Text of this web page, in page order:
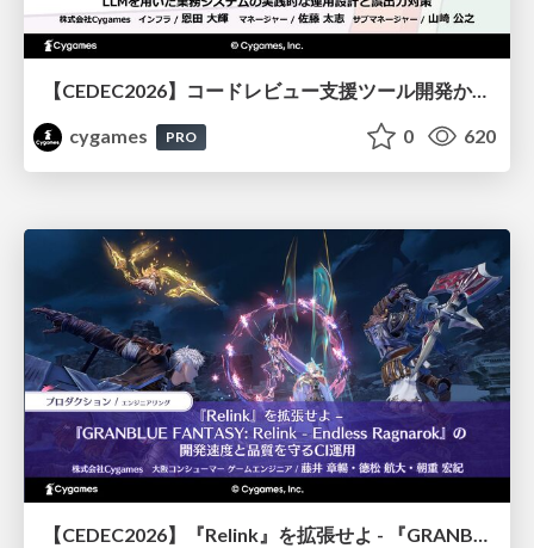
【CEDEC2026】コードレビュー支援ツール開発から学ぶ：LLMを用いた業務システムの実践的な運用設計と誤出力対策
cygames
PRO 0 620
【CEDEC2026】『Relink』を拡張せよ - 『GRANBLUE FANTASY: Relink - Endless Ragnarok』の開発速度と品質を守るCI運用